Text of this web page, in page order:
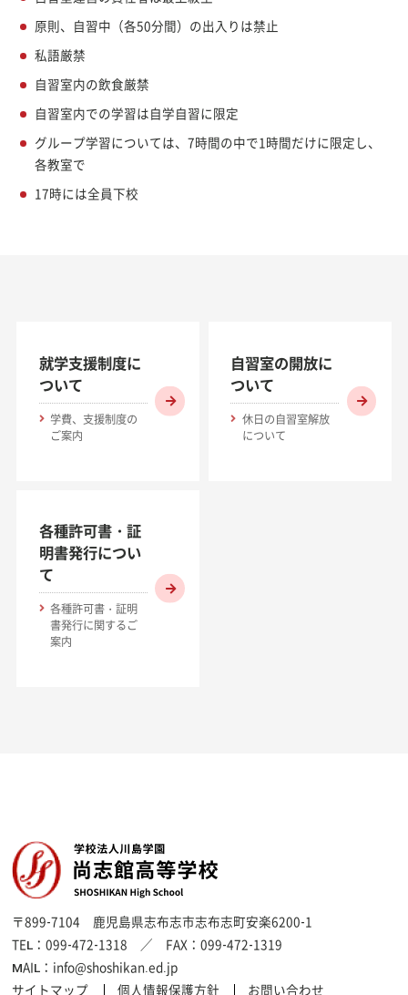
原則、自習中（各50分間）の出入りは禁止
私語厳禁
自習室内の飲食厳禁
自習室内での学習は自学自習に限定
グループ学習については、7時間の中で1時間だけに限定し、
各教室で
17時には全員下校
就学支援制度に
ついて
学費、支援制度の
ご案内
自習室の開放に
ついて
休日の自習室解放
について
各種許可書・証
明書発行につい
て
各種許可書・証明
書発行に関するご
案内
〒899-7104
鹿児島県志布志市志布志町安楽6200-1
TEL：099-472-1318 ／ FAX：099-472-1319
MAIL： info@shoshikan.ed.jp
サイトマップ
個人情報保護方針 お問い合わせ